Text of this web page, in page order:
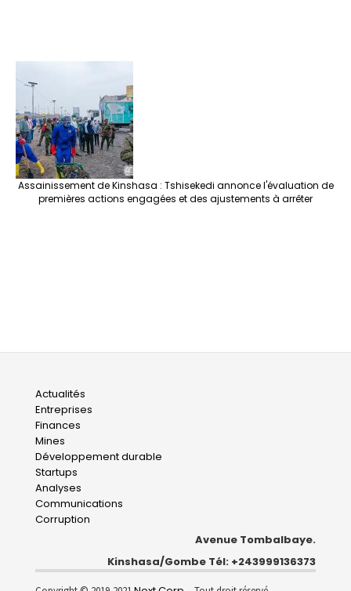
Assainissement de Kinshasa : Tshisekedi annonce l'évaluation de
premières actions engagées et des ajustements à arrêter
Main
navigation
Actualités
Entreprises
Finances
Mines
Développement durable
Startups
Analyses
Communications
Corruption
Avenue Tombalbaye.
Kinshasa/Gombe Tél: +243999136373